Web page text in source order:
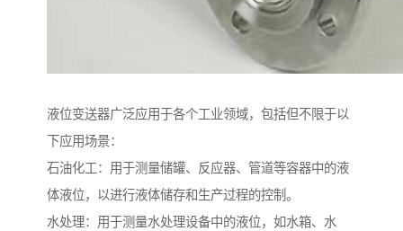
液位变送器广泛应用于各个工业领域，包括但不限于以
下应用场景：
石油化工：用于测量储罐、反应器、管道等容器中的液
体液位，以进行液体储存和生产过程的控制。
水处理：用于测量水处理设备中的液位，如水箱、水